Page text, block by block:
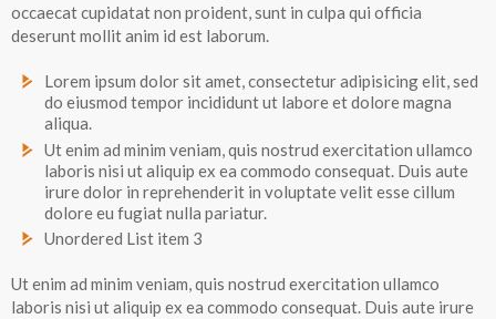
occaecat cupidatat non proident, sunt in culpa qui officia
deserunt mollit anim id est laborum.
Lorem ipsum dolor sit amet, consectetur adipisicing elit, sed
do eiusmod tempor incididunt ut labore et dolore magna
aliqua.
Ut enim ad minim veniam, quis nostrud exercitation ullamco
laboris nisi ut aliquip ex ea commodo consequat. Duis aute
irure dolor in reprehenderit in voluptate velit esse cillum
dolore eu fugiat nulla pariatur.
Unordered List item 3
Ut enim ad minim veniam, quis nostrud exercitation ullamco
laboris nisi ut aliquip ex ea commodo consequat. Duis aute irure